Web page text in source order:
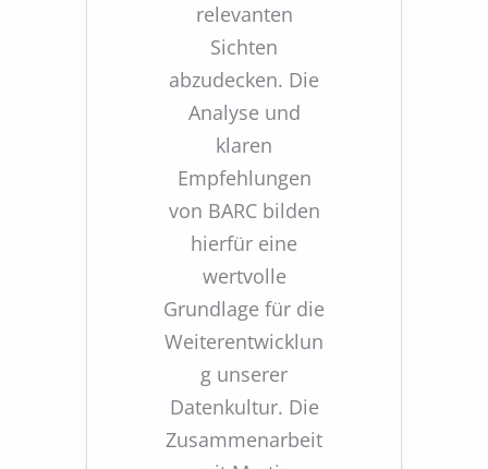
relevanten
Sichten
abzudecken. Die
Analyse und
klaren
Empfehlungen
von BARC bilden
hierfür eine
wertvolle
Grundlage für die
Weiterentwicklun
g unserer
Datenkultur. Die
Zusammenarbeit